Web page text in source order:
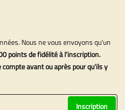
Nous ne vous envoyons qu'un
points de fidélité à l'inscription.
avant ou après pour qu'ils y
Inscription